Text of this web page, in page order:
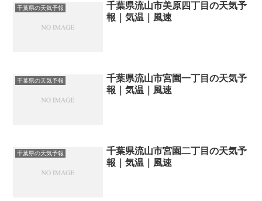
千葉県の天気予報
千葉県流山市美原四丁目の天気予
報｜気温｜風速
千葉県の天気予報
千葉県流山市宮園一丁目の天気予
報｜気温｜風速
千葉県の天気予報
千葉県流山市宮園二丁目の天気予
報｜気温｜風速